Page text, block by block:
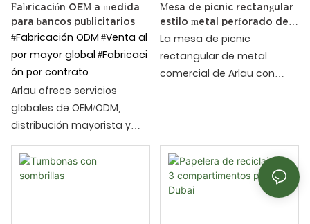
comerciales. Su superficie
de acero está recubierta
de recubrimiento
termoplástico, y la placa
publicitaria está hecha de
placa de poliestireno
transparente, que es
duradera y tiene funciones
de visualización publicitaria.
Las siguientes son las
características y ventajas
parques y áreas
comerciales. Su cuerpo de
caja está hecho de tablero
de resistencia
transparente, que es
durabilidad y estética. Las
siguientes son las
principales características
y ventajas de este bote de
Fabricación OEM a medida
para bancos publicitarios
#Fabricación ODM #Venta al
por mayor global #Fabricaci
ón por contrato
Arlau ofrece servicios
globales de OEM/ODM,
distribución mayorista y
fabricación. Contamos con
un equipo de ingeniería
propio y un equipo
Mesa de picnic rectangular
estilo metal perforado de 8'
para Puerto Rico
La mesa de picnic
rectangular de metal
comercial de Arlau con
para lugares públicos al aire
libre, adecuados para su
uso en parques, áreas
escénicas, escuelas, áreas